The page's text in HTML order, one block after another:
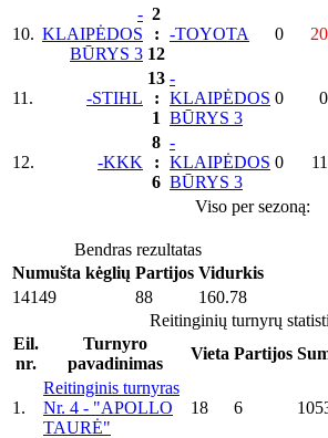
10.
-
KLAIPĖDOS
BŪRYS 3
2
:
12
-TOYOTA 0
11. -STIHL
13
:
1
-
KLAIPĖDOS
BŪRYS 3
0 0
12. -KKK
8
:
6
-
KLAIPĖDOS
BŪRYS 3
0
Viso per sezoną:
Bendras rezultatas
Numušta kėglių Partijos Vidurkis
14149
88
160.78
Reitinginių turnyrų
Eil.
nr.
Turnyro
pavadinimas
Vieta Partijos
1.
Reitinginis turnyras
Nr. 4 - "APOLLO
TAURĖ"
18 6